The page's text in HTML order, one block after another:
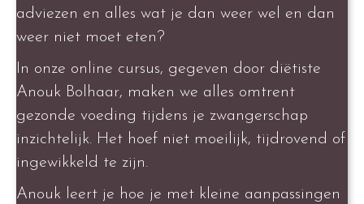
adviezen en alles wat je dan weer wel en dan
weer niet moet eten?
In onze online cursus, gegeven door diëtiste
Anouk Bolhaar, maken we alles omtrent
gezonde voeding tijdens je zwangerschap
inzichtelijk. Het hoef niet moeilijk, tijdrovend of
ingewikkeld te zijn.
Anouk leert je hoe je met kleine aanpassingen